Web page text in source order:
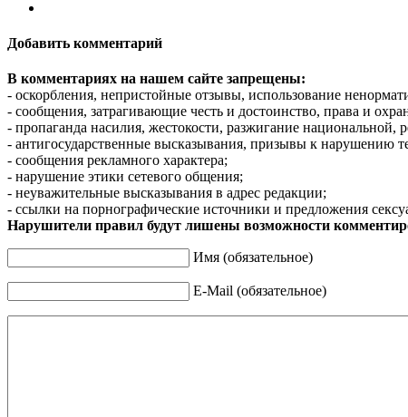
Добавить комментарий
В комментариях на нашем сайте запрещены:
- оскорбления, непристойные отзывы, использование
- сообщения, затрагивающие честь и достоинство, права и
- пропаганда насилия, жестокости, разжигание национальной,
- антигосударственные высказывания, призывы к нарушению
- сообщения рекламного характера;
- нарушение этики сетевого общения;
- неуважительные высказывания в адрес редакции;
- ссылки на порнографические источники и предложения
Нарушители правил будут лишены возможности
Имя (обязательное)
E-Mail (обязательное)